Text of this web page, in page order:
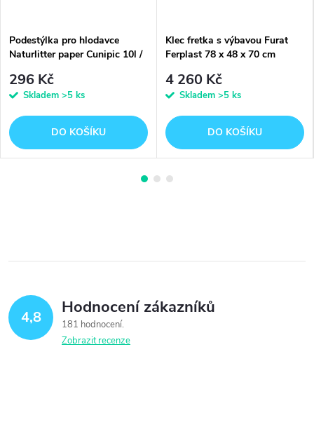
Podestýlka pro hlodavce
Naturlitter paper Cunipic 10l /
296 Kč
Skladem >5 ks
DO KOŠÍKU
Klec fretka s výbavou Furat
Ferplast 78 x 48 x 70 cm
4 260 Kč
Skladem >5 ks
DO KOŠÍKU
4,8 Hodnocení zákazníků
181 hodnocení
Zobrazit recenze